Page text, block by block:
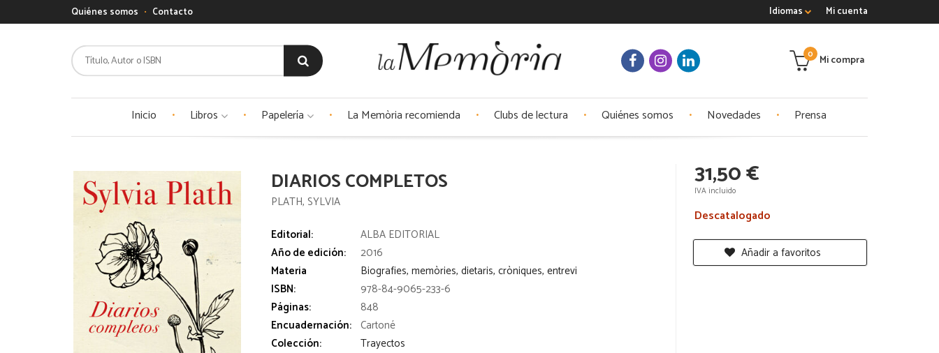
Mi cuenta
Idiomas
Quiénes somos Contacto
Mi compra
0
Inicio Libros Papelería La Memòria recomienda Clubs de lectura Quiénes somos Novedades Prensa
DIARIOS COMPLETOS
PLATH, SYLVIA
Editorial:
ALBA EDITORIAL
Año de edición:
2016
Materia
Biografies, memòries, dietaris, cròniques, entrevi
ISBN:
978-84-9065-233-6
Páginas:
848
Encuadernación: Cartoné
Colección:
Trayectos
31,50 €
IVA incluido
Descatalogado
Añadir a favoritos